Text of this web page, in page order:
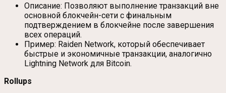
Описание: Позволяют выполнение транзакций вне
основной блокчейн-сети с финальным
подтверждением в блокчейне после завершения
всех операций.
Пример: Raiden Network, который обеспечивает
быстрые и экономичные транзакции, аналогично
Lightning Network для Bitcoin.
Rollups